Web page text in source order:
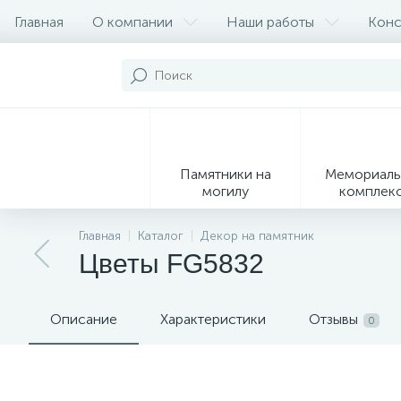
Главная О компании Наши работы
Памятники на
могилу
Главная Каталог Декор на памятник
Цветы FG5832
Описание Характеристики Отзывы 0